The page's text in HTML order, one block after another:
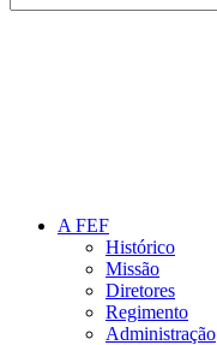
A FEF
Histórico
Missão
Diretores
Regimento
Administração